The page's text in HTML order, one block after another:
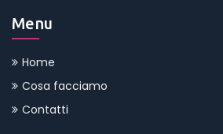
Menu
Home
Cosa facciamo
Contatti